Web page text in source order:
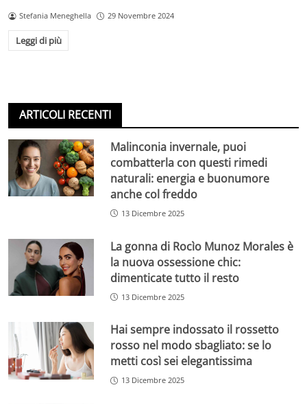
Stefania Meneghella 29 Novembre 2024
Leggi di più
ARTICOLI RECENTI
Malinconia invernale, puoi
combatterla con questi rimedi
naturali: energia e buonumore
anche col freddo
13 Dicembre 2025
La gonna di Rocìo Munoz Morales è
la nuova ossessione chic:
dimenticate tutto il resto
13 Dicembre 2025
Hai sempre indossato il rossetto
rosso nel modo sbagliato: se lo
metti così sei elegantissima
13 Dicembre 2025